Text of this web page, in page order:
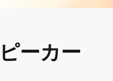
ーカー